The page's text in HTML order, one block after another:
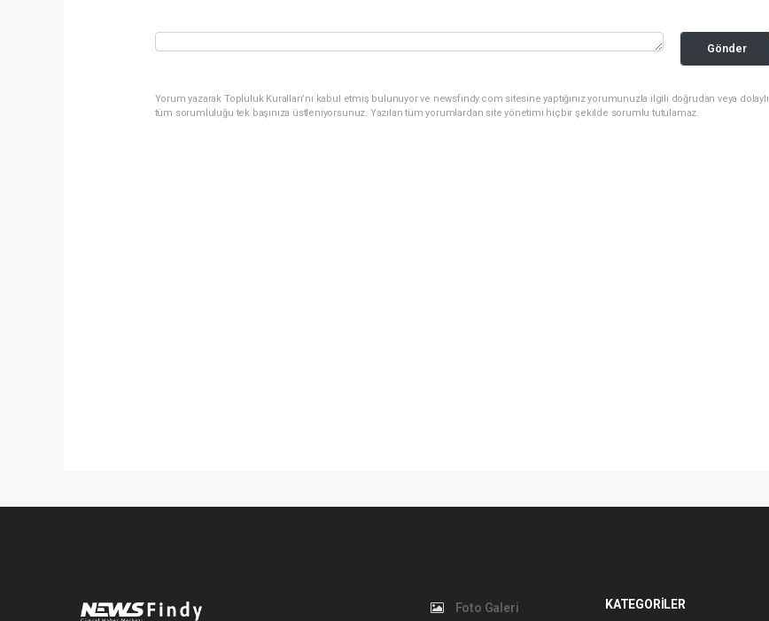
Gönder
Yorum yazarak Topluluk Kuralları’nı kabul etmiş bulunuyor ve newsfindy.com sitesine yaptığınız yorumunuzla ilgili doğrudan veya dolaylı
tüm sorumluluğu tek başınıza üstleniyorsunuz. Yazılan tüm yorumlardan site yönetimi hiçbir şekilde sorumlu tutulamaz.
Foto Galeri KATEGORİLER